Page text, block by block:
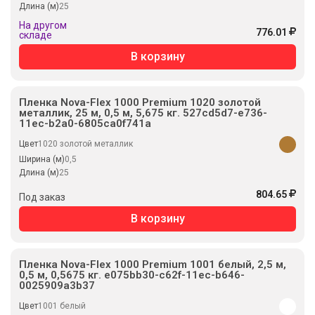
Длина (м)25
На другом
складе
776.01
В корзину
Пленка Nova-Flex 1000 Premium 1020 золотой
металлик, 25 м, 0,5 м, 5,675 кг. 527cd5d7-e736-
11ec-b2a0-6805ca0f741a
Цвет1020 золотой металлик
Ширина (м)0,5
Длина (м)25
Под заказ 804.65
В корзину
Пленка Nova-Flex 1000 Premium 1001 белый, 2,5 м,
0,5 м, 0,5675 кг. e075bb30-c62f-11ec-b646-
0025909a3b37
Цвет1001 белый